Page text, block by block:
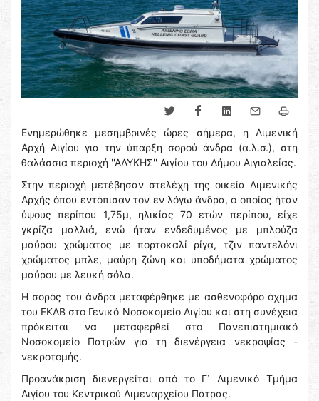
Ενημερώθηκε μεσημβρινές ώρες σήμερα, η Λιμενική
Αρχή Αιγίου για την ύπαρξη σορού άνδρα (α.λ.σ.), στη
θαλάσσια περιοχή ''ΑΛΥΚΗΣ'' Αιγίου του Δήμου Αιγιαλείας.
Στην περιοχή μετέβησαν στελέχη της οικεία Λιμενικής
Αρχής όπου εντόπισαν τον εν λόγω άνδρα, ο οποίος ήταν
ύψους περίπου 1,75μ, ηλικίας 70 ετών περίπου, είχε
γκρίζα μαλλιά, ενώ ήταν ενδεδυμένος με μπλούζα
μαύρου χρώματος με πορτοκαλί ρίγα, τζιν παντελόνι
χρώματος μπλε, μαύρη ζώνη και υποδήματα χρώματος
μαύρου με λευκή σόλα.
Η σορός του άνδρα μεταφέρθηκε με ασθενοφόρο όχημα
του ΕΚΑΒ στο Γενικό Νοσοκομείο Αιγίου και στη συνέχεια
πρόκειται να μεταφερθεί στο Πανεπιστημιακό
Νοσοκομείο Πατρών για τη διενέργεια νεκροψίας -
νεκροτομής.
Προανάκριση διενεργείται από το Γ΄ Λιμενικό Τμήμα
Αιγίου του Κεντρικού Λιμεναρχείου Πάτρας.